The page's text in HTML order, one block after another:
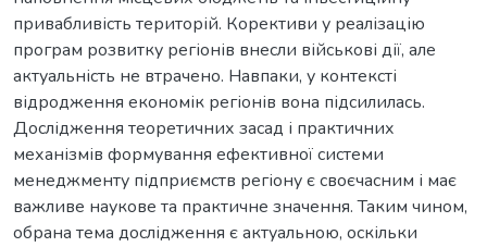
привабливість територій. Корективи у реалізацію
програм розвитку регіонів внесли військові дії, але
актуальність не втрачено. Навпаки, у контексті
відродження економік регіонів вона підсилилась.
Дослідження теоретичних засад і практичних
механізмів формування ефективної системи
менеджменту підприємств регіону є своєчасним і має
важливе наукове та практичне значення. Таким чином,
обрана тема дослідження є актуальною, оскільки